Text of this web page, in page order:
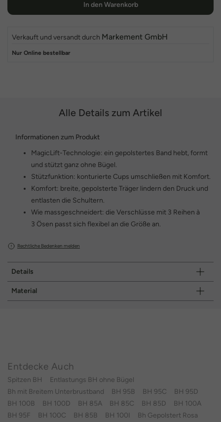
In den Warenkorb
Verkauft und versandt durch Markement GmbH
Nur Online bestellbar
Alle Details zum Artikel
Informationen zum Produkt
MagicLift-Technologie: ein gepolstertes Band hebt, formt
und stützt ganz ohne Bügel.
Stützfunktion: konturierte Cups umschließen mit Komfort.
Komfort: breite, gepolsterte Träger lindern den Druck und
entlasten die Schultern.
Wie massgeschneidert: die Verschlüsse mit 3 Reihen à
3 Ösen passt sich flexibel an die Größe an.
Rechtliche Bedenken melden
Details
Material
Entdecke Auch
Spitzen BH
Entlastungs BH ohne Bügel
Bh mit Breitem Unterbrustband
BH 95B BH 95C
BH 95D
BH 100B
BH 100D BH 85A BH 85C BH 85D
BH 100A
BH 95F
BH 100C BH 85B BH 100I
Bh Gepolstert Rosa